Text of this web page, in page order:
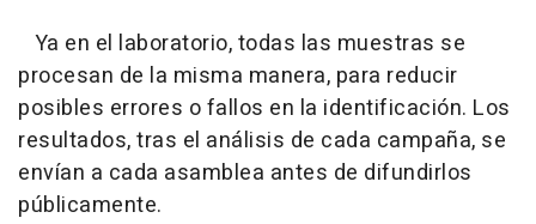
Ya en el laboratorio, todas las muestras se
procesan de la misma manera, para reducir
posibles errores o fallos en la identificación. Los
resultados, tras el análisis de cada campaña, se
envían a cada asamblea antes de difundirlos
públicamente.